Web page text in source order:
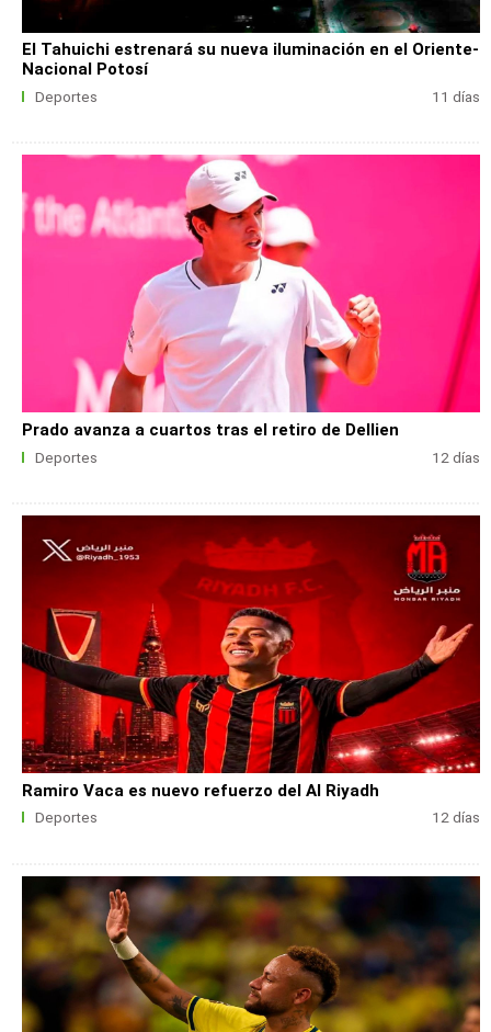
El Tahuichi estrenará su nueva iluminación en el Oriente-
Nacional Potosí
Deportes 11 días
Prado avanza a cuartos tras el retiro de Dellien
Deportes 12 días
Ramiro Vaca es nuevo refuerzo del Al Riyadh
Deportes 12 días